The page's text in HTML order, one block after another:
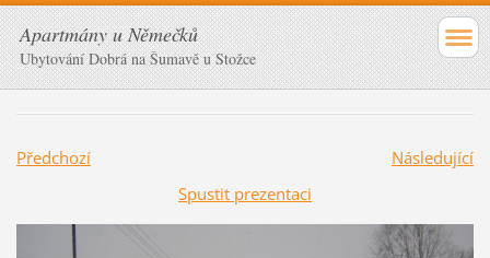
Apartmány u Němečků
Ubytování Dobrá na Šumavě u Stožce
Předchozí
Následující
Spustit prezentaci